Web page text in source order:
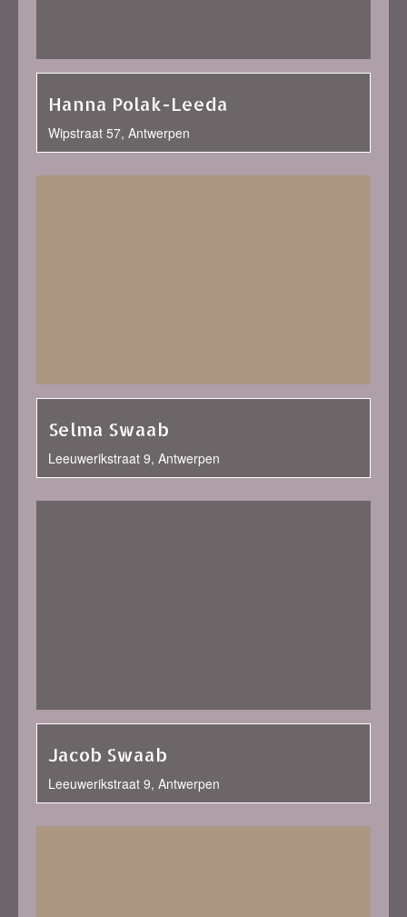
Hanna Polak-Leeda
Wipstraat 57, Antwerpen
Selma Swaab
Leeuwerikstraat 9, Antwerpen
Jacob Swaab
Leeuwerikstraat 9, Antwerpen